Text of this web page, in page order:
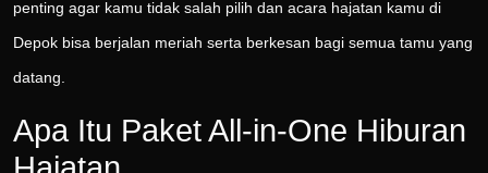
penting agar kamu tidak salah pilih dan acara hajatan kamu di
Depok bisa berjalan meriah serta berkesan bagi semua tamu yang
datang.
Apa Itu Paket All-in-One Hiburan